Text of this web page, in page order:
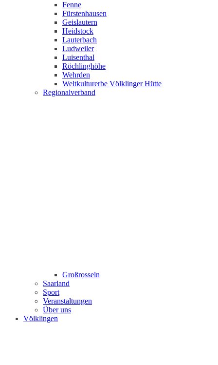
Fenne
Fürstenhausen
Geislautern
Heidstock
Lauterbach
Ludweiler
Luisenthal
Röchlinghöhe
Wehrden
Weltkulturerbe Völklinger Hütte
Regionalverband
Großrosseln
Saarland
Sport
Veranstaltungen
Über uns
Völklingen